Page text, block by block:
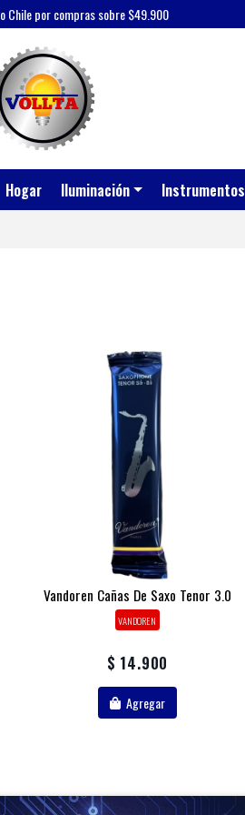
Chile por compras sobre $49.900
Hogar Iluminación Instrumentos
Vandoren Cañas De Saxo Tenor 3.0
VANDOREN
$ 14.900
Agregar